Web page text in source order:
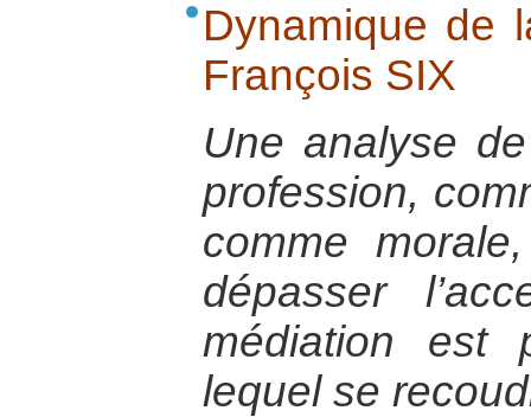
Dynamique de
François SIX
Une analyse
profession,
comme
dépasser
médiation est
lequel se